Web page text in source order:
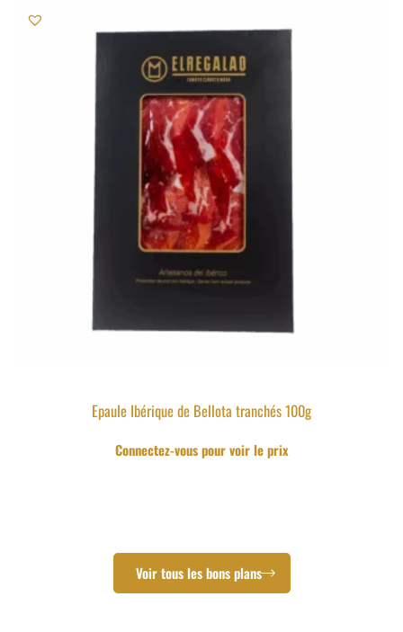
Epaule Ibérique de Bellota tranchés 100g
Connectez-vous pour voir le prix
Voir tous les bons plans